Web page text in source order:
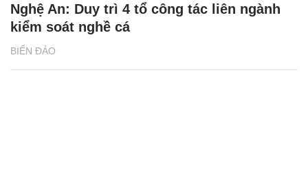
BIỂN ĐẢO
Nghệ An: Duy trì 4 tổ công tác liên ngành
kiểm soát nghề cá